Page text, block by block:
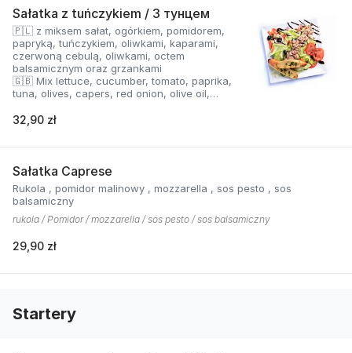
Sałatka z tuńczykiem / З тунцем
🇵🇱 z miksem sałat, ogórkiem, pomidorem,
papryką, tuńczykiem, oliwkami, kaparami,
czerwoną cebulą, oliwkami, octem
balsamicznym oraz grzankami
🇬🇧 Mix lettuce, cucumber, tomato, paprika,
tuna, olives, capers, red onion, olive oil,
🇺🇦 Суміш салату, огірок, помідор, перець,
32,90 zł
Sałatka Caprese
Rukola , pomidor malinowy , mozzarella , sos pesto , sos
balsamiczny
rukola / Pomidor / mozzarella / sos pesto / sos balsamiczny
29,90 zł
Startery